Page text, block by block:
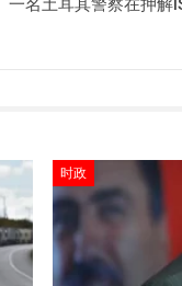
一名土耳其警察在押解
时政